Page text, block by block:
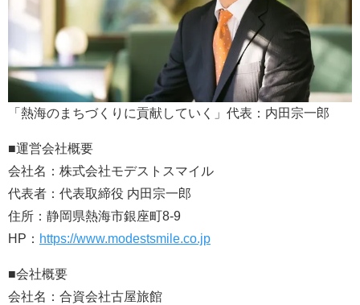
「熱海のまちづくりに貢献していく」代表：内田宗一郎
■運営会社概要
会社名：株式会社モデストスマイル
代表者：代表取締役 内田宗一郎
住所：静岡県熱海市銀座町8-9
HP： https://www.modestsmile.co.jp
■会社概要
会社名：合資会社古屋旅館